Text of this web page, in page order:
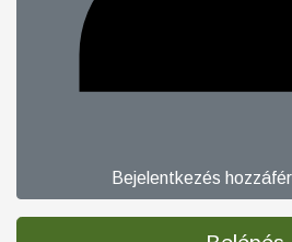
Bejelentkezés